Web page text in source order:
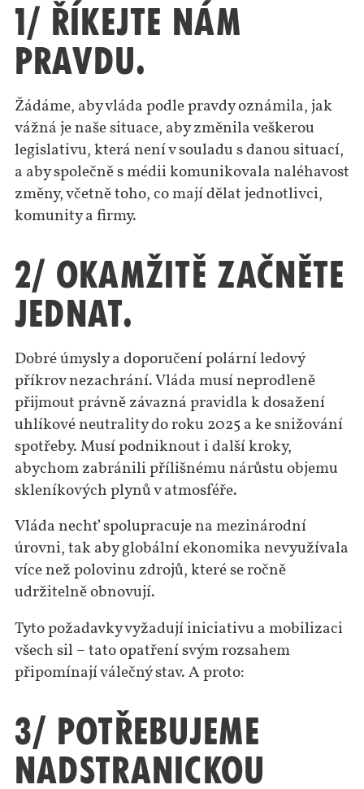
1/ Říkejte nám
pravdu.
Žádáme, aby vláda podle pravdy oznámila, jak
vážná je naše situace, aby změnila veškerou
legislativu, která není v souladu s danou situací,
a aby společně s médii komunikovala naléhavost
změny, včetně toho, co mají dělat jednotlivci,
komunity a firmy.
2/ Okamžitě začněte
jednat.
Dobré úmysly a doporučení polární ledový
příkrov nezachrání. Vláda musí neprodleně
přijmout právně závazná pravidla k dosažení
uhlíkové neutrality do roku 2025 a ke snižování
spotřeby. Musí podniknout i další kroky,
abychom zabránili přílišnému nárůstu objemu
skleníkových plynů v atmosféře.
Vláda nechť spolupracuje na mezinárodní
úrovni, tak aby globální ekonomika nevyužívala
více než polovinu zdrojů, které se ročně
udržitelně obnovují.
Tyto požadavky vyžadují iniciativu a mobilizaci
všech sil – tato opatření svým rozsahem
připomínají válečný stav. A proto:
3/ Potřebujeme
nadstranickou